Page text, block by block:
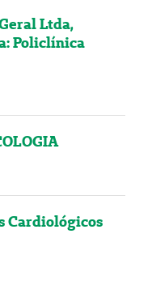
Ltda,
Policlínica
Cardiológicos